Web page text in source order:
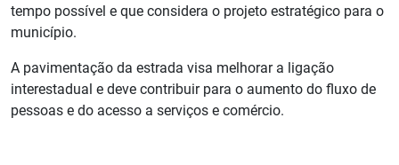
tempo possível e que considera o projeto estratégico para o
município.
A pavimentação da estrada visa melhorar a ligação
interestadual e deve contribuir para o aumento do fluxo de
pessoas e do acesso a serviços e comércio.